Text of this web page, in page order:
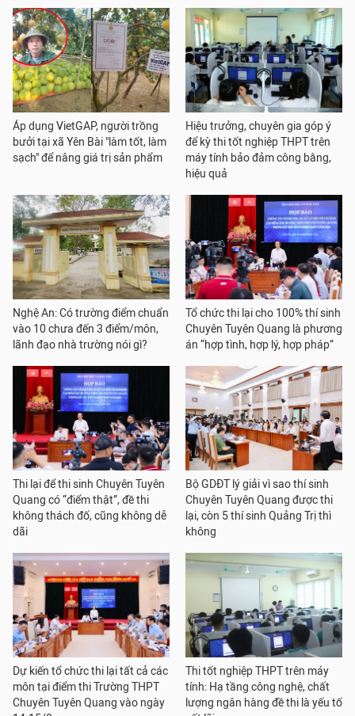
Áp dụng VietGAP, người trồng
bưởi tại xã Yên Bài "làm tốt, làm
sạch" để nâng giá trị sản phẩm
Hiệu trưởng, chuyên gia góp ý
để kỳ thi tốt nghiệp THPT trên
máy tính bảo đảm công bằng,
hiệu quả
Nghệ An: Có trường điểm chuẩn
vào 10 chưa đến 3 điểm/môn,
lãnh đạo nhà trường nói gì?
Tổ chức thi lại cho 100% thí sinh
Chuyên Tuyên Quang là phương
án “hợp tình, hợp lý, hợp pháp”
Thi lại để thi sinh Chuyên Tuyên
Quang có “điểm thật”, đề thi
không thách đố, cũng không dễ
dãi
Bộ GDĐT lý giải vì sao thí sinh
Chuyên Tuyên Quang được thi
lại, còn 5 thí sinh Quảng Trị thì
không
Dự kiến tổ chức thi lại tất cả các
môn tại điểm thi Trường THPT
Chuyên Tuyên Quang vào ngày
Thi tốt nghiệp THPT trên máy
tính: Hạ tầng công nghệ, chất
lượng ngân hàng đề thi là yếu tố